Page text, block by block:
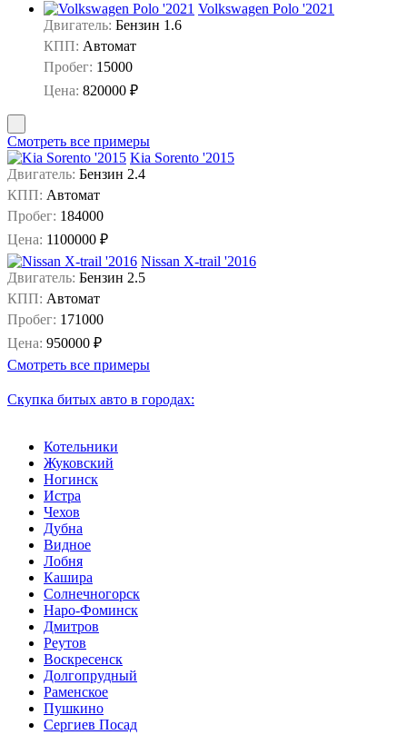
Volkswagen Polo '2021
Двигатель: Бензин 1.6
КПП: Автомат
Пробег: 15000
Цена: 820000 ₽
Смотреть все примеры
Kia Sorento '2015
Двигатель: Бензин 2.4
КПП: Автомат
Пробег: 184000
Цена: 1100000 ₽
Nissan X-trail '2016
Двигатель: Бензин 2.5
КПП: Автомат
Пробег: 171000
Цена: 950000 ₽
Смотреть все примеры
Скупка битых авто в городах:
Котельники
Жуковский
Ногинск
Истра
Чехов
Дубна
Видное
Лобня
Кашира
Солнечногорск
Наро-Фоминск
Дмитров
Реутов
Воскресенск
Долгопрудный
Раменское
Пушкино
Сергиев Посад